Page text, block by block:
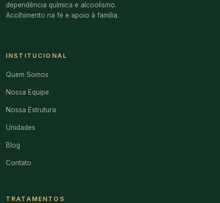
dependência química e alcoolismo.
Acolhimento na fé e apoio à família.
INSTITUCIONAL
Quem Somos
Nossa Equipe
Nossa Estrutura
Unidades
Blog
Contato
TRATAMENTOS